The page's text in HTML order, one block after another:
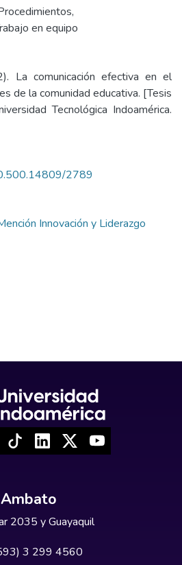
,
en equipo
La comunicación efectiva en el
de la comunidad educativa. [Tesis
Tecnológica Indoamérica.
2789
Innovación y Liderazgo
Ambato
2035 y Guayaquil
3 299 4560